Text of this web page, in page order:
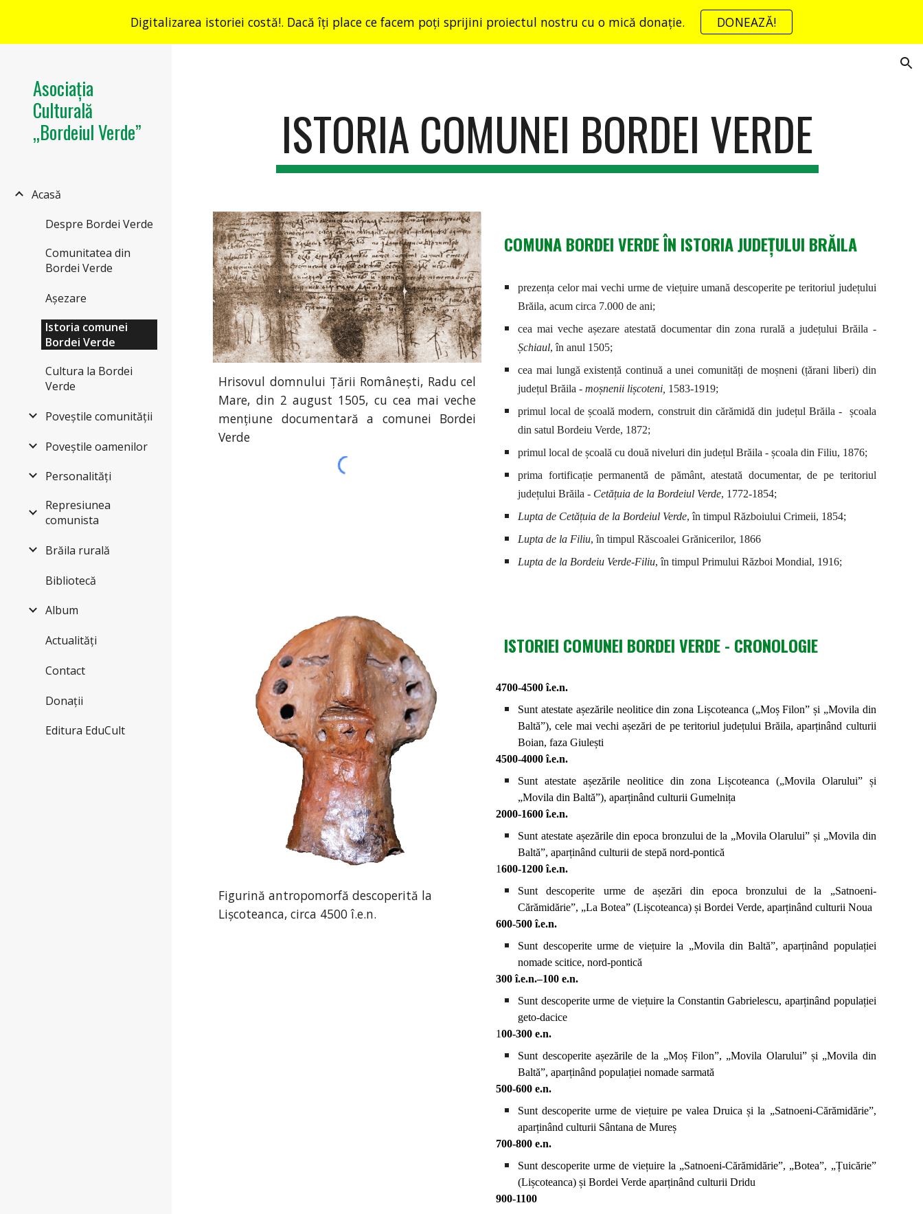
Skip to main content Skip to navigation
Digitalizarea istoriei costă!. Dacă îți place ce facem poți sprijini proiectul nostru cu o mică donație. DONEAZĂ!
Asociația
Culturală
„Bordeiul Verde”
Acasă
Despre Bordei Verde
Comunitatea din
Bordei Verde
Așezare
Istoria comunei
Bordei Verde
Cultura la Bordei
Verde
Poveștile comunității
Poveștile oamenilor
Personalități
Represiunea
comunista
Brăila rurală
Bibliotecă
Album
Actualități
Contact
Donații
Editura EduCult
ISTORIA COMUNEI BORDEI VERDE
Hrisovul domnului Țării Românești, Radu cel
Mare, din 2 august 1505, cu cea mai veche
mențiune documentară a comunei Bordei
Verde
COMUNA BORDEI VERDE ÎN ISTORIA JUDEȚULUI BRĂILA
prezența celor mai vechi urme de viețuire umană descoperite pe teritoriul județului
Brăila, acum circa 7.000 de ani;
cea mai veche așezare atestată documentar din zona rurală a județului Brăila -
Șchiaul, în anul 1505;
cea mai lungă existență continuă a unei comunități de moșneni (țărani liberi) din
județul Brăila -moșnenii lișcoteni, 1583-1919;
primul local de școală modern, construit din cărămidă din județul Brăila - școala
din satul Bordeiu Verde, 1872;
primul local de școală cu două niveluri din județul Brăila - școala din Filiu, 1876;
prima fortificație permanentă de pământ, atestată documentar, de pe teritoriul
județului Brăila - Cetățuia de la Bordeiul Verde, 1772-1854;
Lupta de Cetățuia de la Bordeiul Verde, în timpul Războiului Crimeii, 1854;
Lupta de la Filiu, în timpul Răscoalei Grănicerilor, 1866
Lupta de la Bordeiu Verde-Filiu, în timpul Primului Război Mondial, 1916;
Figurină antropomorfă descoperită la
Lișcoteanca,circa 4500 î.e.n.
ISTORIEI COMUNEI BORDEI VERDE - CRONOLOGIE
4700-4500 î.e.n.
Sunt atestate așezările neolitice din zona Lișcoteanca („Moș Filon” și „Movila din
Baltă”), cele mai vechi așezări de pe teritoriul județului Brăila, aparținând culturii
Boian, faza Giulești
4500-4000 î.e.n.
Sunt atestate așezările neolitice din zona Lișcoteanca („Movila Olarului” și
„Movila din Baltă”), aparținând culturii Gumelnița
2000-1600 î.e.n.
Sunt atestate așezările din epoca bronzului de la „Movila Olarului” și „Movila din
Baltă”, aparținând culturii de stepă nord-pontică
1600-1200 î.e.n.
Sunt descoperite urme de așezări din epoca bronzului de la „Satnoeni-
Cărămidărie”, „La Botea” (Lișcoteanca) și Bordei Verde, aparținând culturii Noua
600-500 î.e.n.
Sunt descoperite urme de viețuire la „Movila din Baltă”, aparținând populației
nomade scitice, nord-pontică
300 î.e.n.–100 e.n.
Sunt descoperite urme de viețuire la Constantin Gabrielescu, aparținând populației
geto-dacice
100-300 e.n.
Sunt descoperite așezările de la „Moș Filon”, „Movila Olarului” și „Movila din
Baltă”, aparținând populației nomade sarmată
500-600 e.n.
Sunt descoperite urme de viețuire pe valea Druica și la „Satnoeni-Cărămidărie”,
aparținând culturii Sântana de Mureș
700-800 e.n.
Sunt descoperite urme de viețuire la „Satnoeni-Cărămidărie”, „Botea”, „Țuicărie”
(Lișcoteanca) și Bordei Verde aparținând culturii Dridu
900-1100